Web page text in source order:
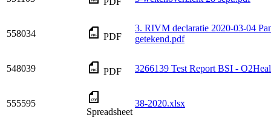
558034 PDF
3. RIVM declaratie 2020-03-04
getekend.pdf
548039 PDF 3266139 Test Report BSI -
555595
Spreadsheet
38-2020.xlsx